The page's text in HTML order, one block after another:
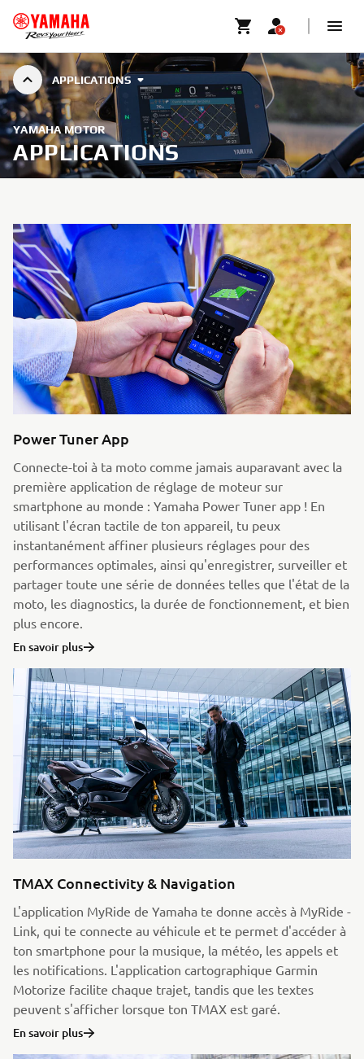
APPLICATIONS
YAMAHA MOTOR
APPLICATIONS
Power Tuner App
Connecte-toi à ta moto comme jamais auparavant avec la
première application de réglage de moteur sur
smartphone au monde : Yamaha Power Tuner app ! En
utilisant l'écran tactile de ton appareil, tu peux
instantanément affiner plusieurs réglages pour des
performances optimales, ainsi qu'enregistrer, surveiller et
partager toute une série de données telles que l'état de la
moto, les diagnostics, la durée de fonctionnement, et bien
plus encore.
En savoir plus
TMAX Connectivity & Navigation
L'application MyRide de Yamaha te donne accès à MyRide -
Link, qui te connecte au véhicule et te permet d'accéder à
ton smartphone pour la musique, la météo, les appels et
les notifications. L'application cartographique Garmin
Motorize facilite chaque trajet, tandis que les textes
peuvent s'afficher lorsque ton TMAX est garé.
En savoir plus